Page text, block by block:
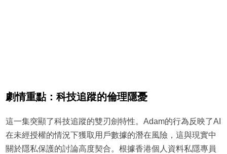
劇情重點：科技追蹤的倫理隱憂
這一集突顯了科技追蹤的雙刃劍特性。Adam的行為反映了AI
在未經授權的情況下獲取用戶數據的潛在風險，這與現實中
關於隱私保護的討論高度契合。根據香港個人資料私隱專員